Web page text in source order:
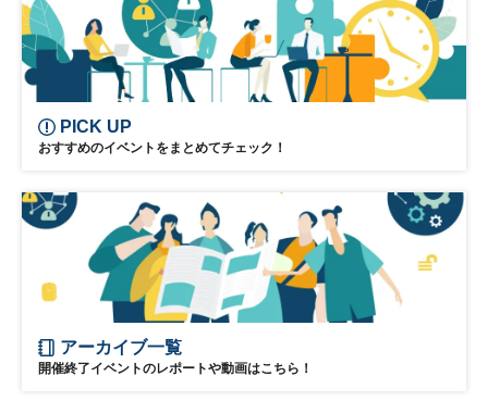
日経オンラインセミナー
PICK UP
おすすめのイベントをまとめてチェック！
アーカイブ一覧
開催終了イベントのレポートや動画はこちら！